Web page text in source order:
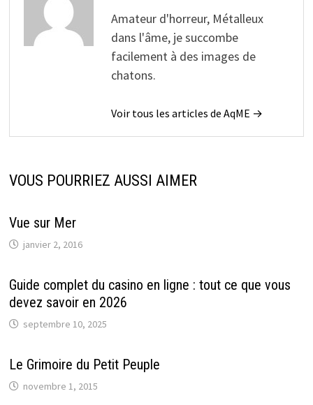
Amateur d'horreur, Métalleux
dans l'âme, je succombe
facilement à des images de
chatons.
Voir tous les articles de AqME →
VOUS POURRIEZ AUSSI AIMER
Vue sur Mer
janvier 2, 2016
Guide complet du casino en ligne : tout ce que vous
devez savoir en 2026
septembre 10, 2025
Le Grimoire du Petit Peuple
novembre 1, 2015